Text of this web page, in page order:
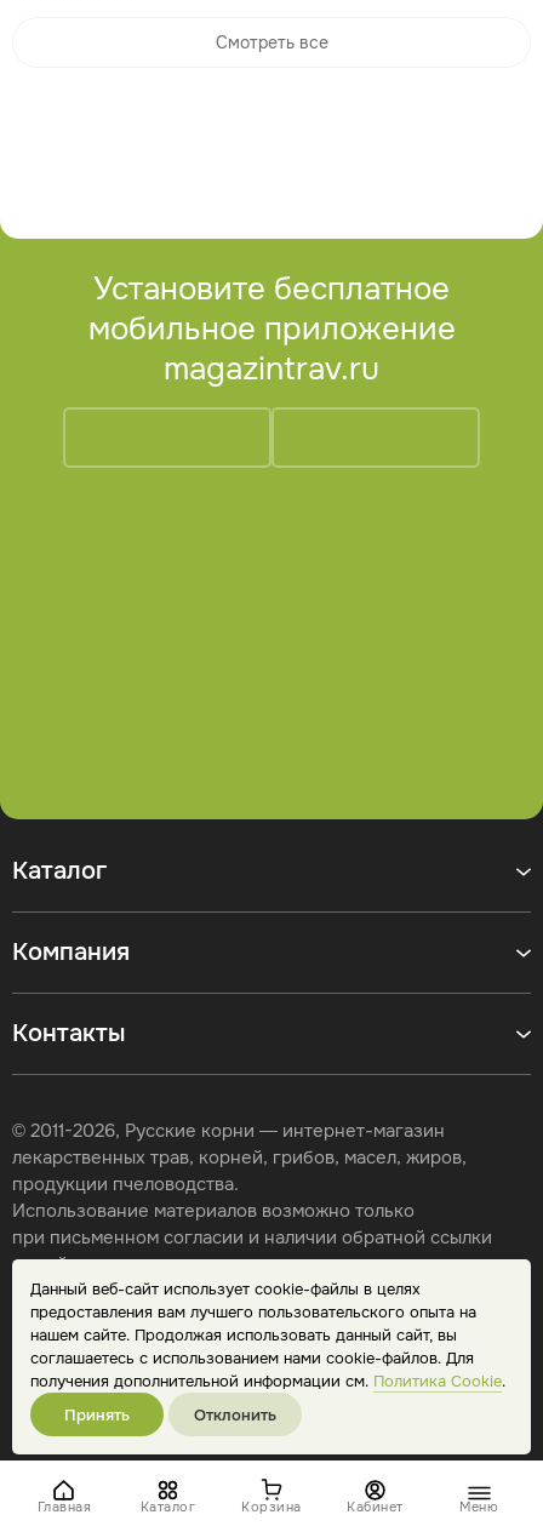
Данный веб-сайт использует cookie-файлы в целях
предоставления вам лучшего пользовательского опыта на
нашем сайте. Продолжая использовать данный сайт, вы
соглашаетесь с использованием нами cookie-файлов. Для
получения дополнительной информации см. Политика Cookie.
Принять
Отклонить
Главная Каталог Корзина Кабинет Меню
Смотреть все
Установите бесплатное
мобильное приложение
magazintrav.ru
Контакты
Каталог
Компания
© 2011-2026, Русские корни — интернет-магазин
лекарственных трав, корней, грибов, масел, жиров,
продукции пчеловодства.
Использование материалов возможно только
при письменном согласии и наличии обратной ссылки
на сайт.
Карта сайта
Политика конфиденциальности
Публичная оферта
Обработка персональных данных